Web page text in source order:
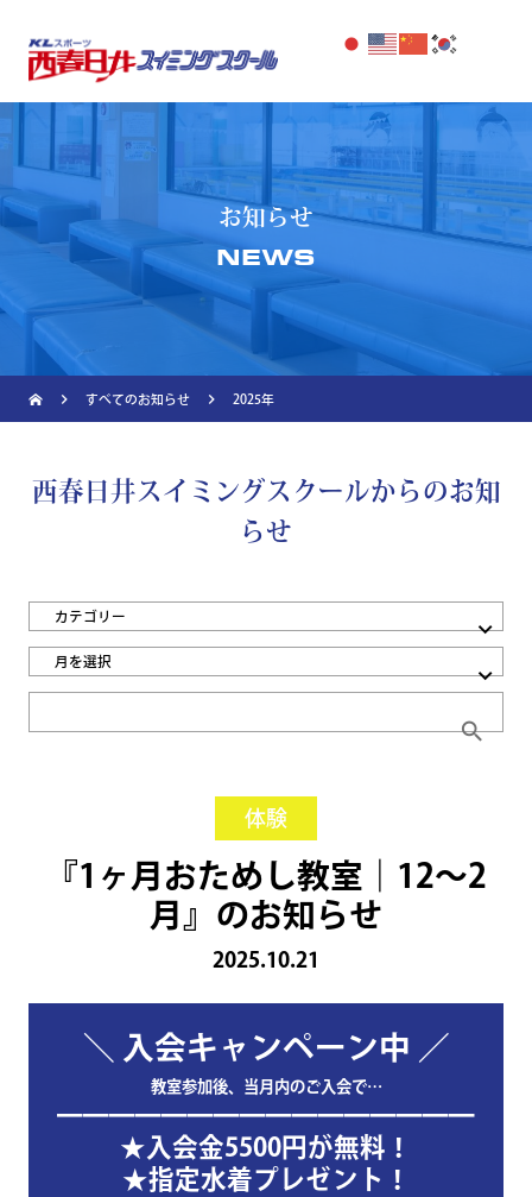
お知らせ
NEWS
navigate_next すべてのお知らせ navigate_next 2025年
西春日井スイミングスクールからのお知
らせ
カテゴリー
月を選択
search
体験
『1ヶ月おためし教室｜12～2
月』のお知らせ
2025.10.21
＼ 入会キャンペーン中 ／
教室参加後、当月内のご入会で…
━━━━━━━━━━━━━━━━
★入会金5500円が無料！
★指定水着プレゼント！